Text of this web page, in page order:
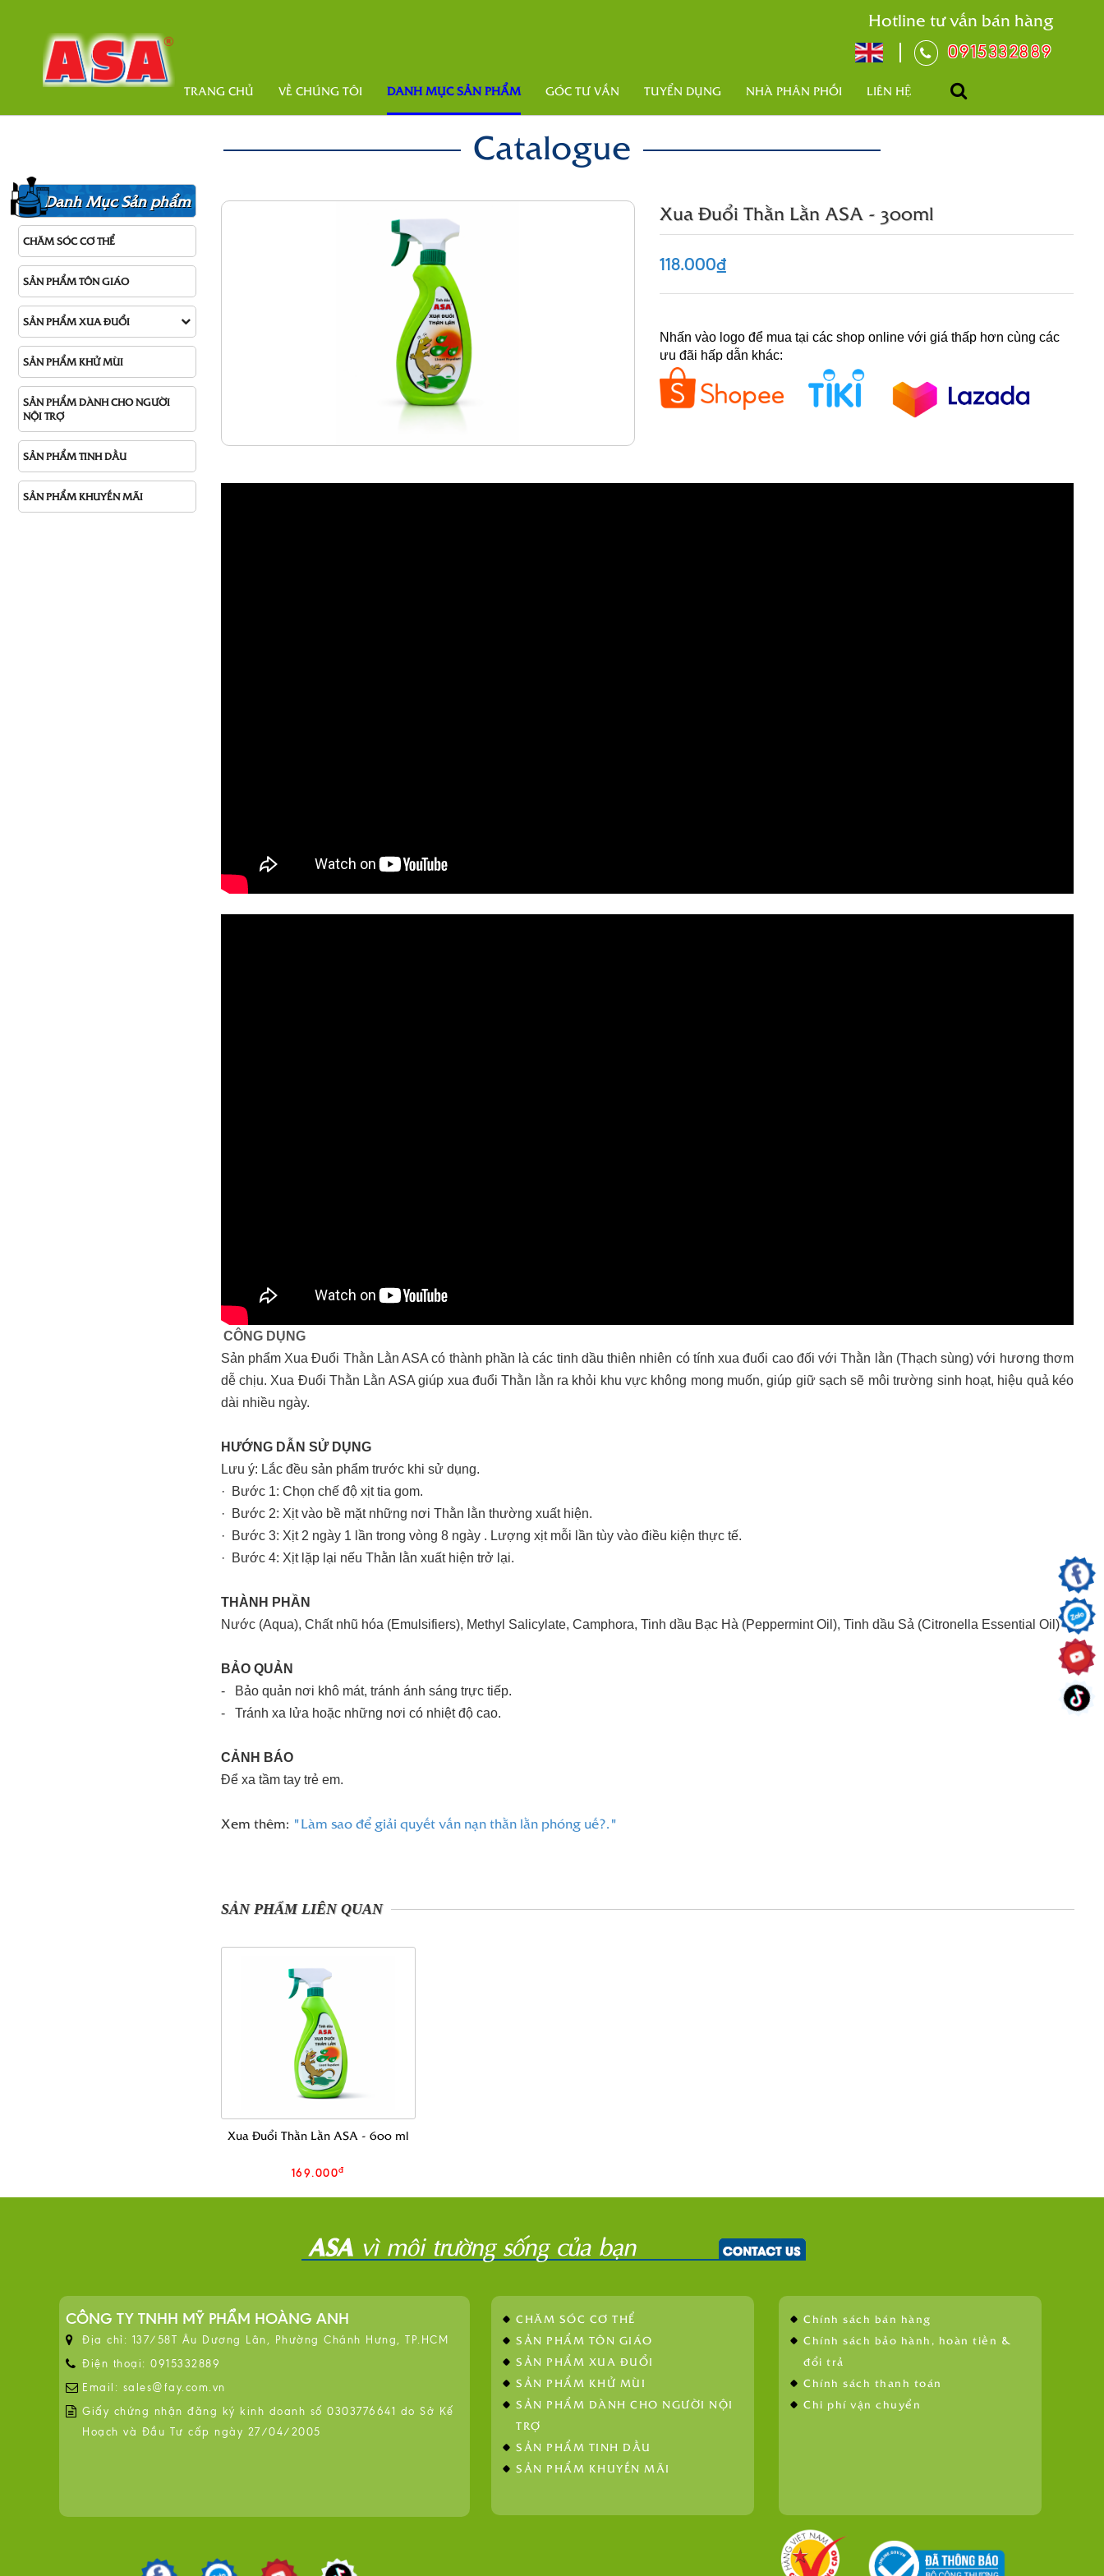
Hotline tư vấn bán hàng
0915332889
TRANG CHỦ VỀ CHÚNG TÔI DANH MỤC SẢN PHẨM GÓC TƯ VẤN TUYỂN DỤNG NHÀ PHÂN PHỐI LIÊN HỆ
Catalogue
Danh Mục Sản phẩm
CHĂM SÓC CƠ THỂ
SẢN PHẨM TÔN GIÁO
SẢN PHẨM XUA ĐUỔI
SẢN PHẨM KHỬ MÙI
SẢN PHẨM DÀNH CHO NGƯỜI
NỘI TRỢ
SẢN PHẨM TINH DẦU
SẢN PHẨM KHUYẾN MÃI
Xua Đuổi Thằn Lằn ASA - 300ml
118.000₫
Nhấn vào logo để mua tại các shop online với giá thấp hơn cùng các
ưu đãi hấp dẫn khác:
CÔNG DỤNG
Sản phẩm Xua Đuổi Thằn Lằn ASA có thành phần là các tinh dầu thiên nhiên có tính xua đuổi cao đối với Thằn lằn (Thạch sùng) với hương thơm
dễ chịu. Xua Đuổi Thằn Lằn ASA giúp xua đuổi Thằn lằn ra khỏi khu vực không mong muốn, giúp giữ sạch sẽ môi trường sinh hoạt, hiệu quả kéo
dài nhiều ngày.
HƯỚNG DẪN SỬ DỤNG
Lưu ý: Lắc đều sản phẩm trước khi sử dụng.
· Bước 1: Chọn chế độ xịt tia gom.
· Bước 2: Xịt vào bề mặt những nơi Thằn lằn thường xuất hiện.
· Bước 3: Xịt 2 ngày 1 lần trong vòng 8 ngày . Lượng xịt mỗi lần tùy vào điều kiện thực tế.
· Bước 4: Xịt lặp lại nếu Thằn lằn xuất hiện trở lại.
THÀNH PHẦN
Nước (Aqua), Chất nhũ hóa (Emulsifiers), Methyl Salicylate, Camphora, Tinh dầu Bạc Hà (Peppermint Oil), Tinh dầu Sả (Citronella Essential Oil)
BẢO QUẢN
- Bảo quản nơi khô mát, tránh ánh sáng trực tiếp.
- Tránh xa lửa hoặc những nơi có nhiệt độ cao.
CẢNH BÁO
Để xa tầm tay trẻ em.
Xem thêm: "Làm sao để giải quyết vấn nạn thằn lằn phóng uế?."
SẢN PHẨM LIÊN QUAN
Xua Đuổi Thằn Lằn ASA - 600 ml
169.000đ
CÔNG TY TNHH MỸ PHẨM HOÀNG ANH
Địa chỉ: 137/58T Âu Dương Lân, Phường Chánh Hưng, TP.HCM
Điện thoại: 0915332889
Email: sales@fay.com.vn
Giấy chứng nhận đăng ký kinh doanh số 0303776641 do Sở Kế
Hoạch và Đầu Tư cấp ngày 27/04/2005
CHĂM SÓC CƠ THỂ
SẢN PHẨM TÔN GIÁO
SẢN PHẨM XUA ĐUỔI
SẢN PHẨM KHỬ MÙI
SẢN PHẨM DÀNH CHO NGƯỜI NỘI
TRỢ
SẢN PHẨM TINH DẦU
SẢN PHẨM KHUYẾN MÃI
Chính sách bán hàng
Chính sách bảo hành, hoàn tiền &
đổi trả
Chính sách thanh toán
Chi phí vận chuyển